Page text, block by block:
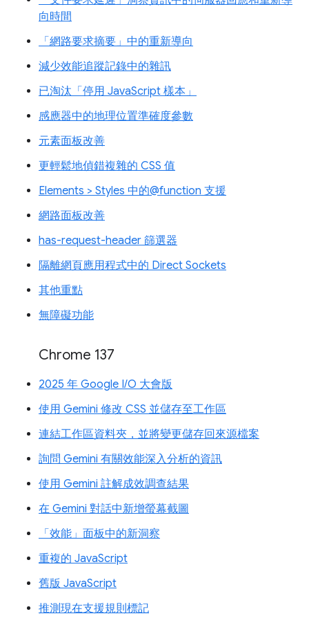
向時間
「網路要求摘要」中的重新導向
減少效能追蹤記錄中的雜訊
已淘汰「停用 JavaScript 樣本」
感應器中的地理位置準確度參數
元素面板改善
更輕鬆地偵錯複雜的 CSS 值
Elements > Styles 中的@function 支援
網路面板改善
has-request-header 篩選器
隔離網頁應用程式中的 Direct Sockets
其他重點
無障礙功能
Chrome 137
2025 年 Google I/O 大會版
使用 Gemini 修改 CSS 並儲存至工作區
連結工作區資料夾，並將變更儲存回來源檔案
詢問 Gemini 有關效能深入分析的資訊
使用 Gemini 註解成效調查結果
在 Gemini 對話中新增螢幕截圖
「效能」面板中的新洞察
重複的 JavaScript
舊版 JavaScript
推測現在支援規則標記